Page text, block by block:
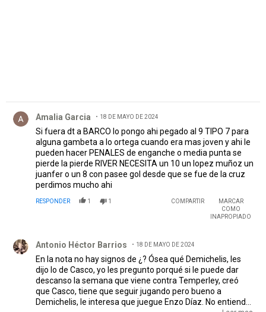
Amalia Garcia 18 DE MAYO DE 2024
Si fuera dt a BARCO lo pongo ahi pegado al 9 TIPO 7 para
alguna gambeta a lo ortega cuando era mas joven y ahi le
pueden hacer PENALES de enganche o media punta se
pierde la pierde RIVER NECESITA un 10 un lopez muñoz un
juanfer o un 8 con pasee gol desde que se fue de la cruz
perdimos mucho ahi
RESPONDER 1 1 COMPARTIR
MARCAR
COMO
INAPROPIADO
Antonio Héctor Barrios 18 DE MAYO DE 2024
En la nota no hay signos de ¿? Ósea qué Demichelis, les
dijo lo de Casco, yo les pregunto porqué si le puede dar
descanso la semana que viene contra Temperley, creó
que Casco, tiene que seguir jugando pero bueno a
Demichelis, le interesa que juegue Enzo Díaz. No entiendo